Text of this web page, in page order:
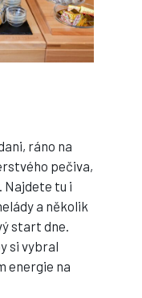
ráno na
pečiva,
Najdete tu i
a několik
start dne.
si vybral
energie na